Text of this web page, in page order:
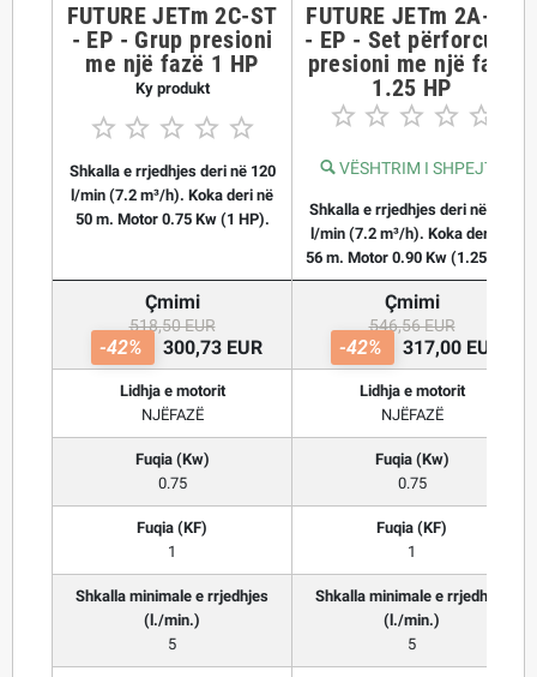
FUTURE JETm 2C-ST
- EP - Grup presioni
me një fazë 1 HP
Ky produkt
    
Shkalla e rrjedhjes deri në 120
l/min (7.2 m³/h). Koka deri në
50 m. Motor 0.75 Kw (1 HP).
FUTURE JETm 2A-ST
- EP - Set përforcues
presioni me një fazë
1.25 HP
    
VËSHTRIM I SHPEJTË
Shkalla e rrjedhjes deri në 120
l/min (7.2 m³/h). Koka deri në
56 m. Motor 0.90 Kw (1.25 KF).
Çmimi
518,50 EUR
-42% 300,73 EUR
Çmimi
546,56 EUR
-42% 317,00 EUR
Lidhja e motorit
NJËFAZË
Lidhja e motorit
NJËFAZË
Fuqia (Kw)
0.75
Fuqia (Kw)
0.75
Fuqia (KF)
1
Fuqia (KF)
1
Shkalla minimale e rrjedhjes
(l./min.)
5
Shkalla minimale e rrjedhjes
(l./min.)
5